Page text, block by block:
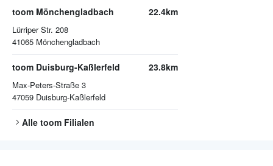
toom Mönchengladbach
Lürriper Str. 208
41065 Mönchengladbach
22.4km
toom Duisburg-Kaßlerfeld
Max-Peters-Straße 3
47059 Duisburg-Kaßlerfeld
23.8km
Alle toom Filialen